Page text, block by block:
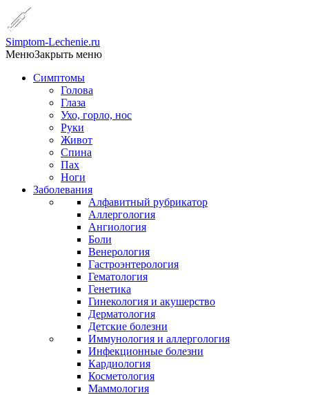
Simptom-Lechenie.ru
МенюЗакрыть меню
Симптомы
Голова
Глаза
Ухо, горло, нос
Руки
Живот
Спина
Пах
Ноги
Заболевания
Алфавитный рубрикатор
Аллергология
Ангиология
Боли
Венерология
Гастроэнтерология
Гематология
Генетика
Гинекология и акушерство
Дерматология
Детские болезни
Иммунология и аллергология
Инфекционные болезни
Кардиология
Косметология
Маммология